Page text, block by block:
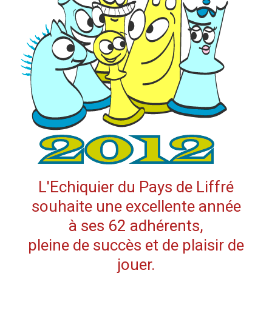
L'Echiquier du Pays de Liffré
souhaite une excellente année
à ses 62 adhérents,
pleine de succès et de plaisir de
jouer.